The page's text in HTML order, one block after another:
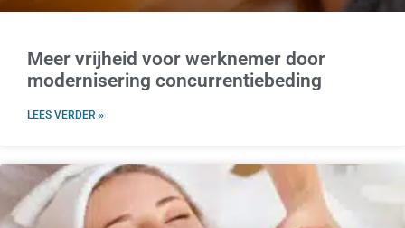
Meer vrijheid voor werknemer door
modernisering concurrentiebeding
LEES VERDER »